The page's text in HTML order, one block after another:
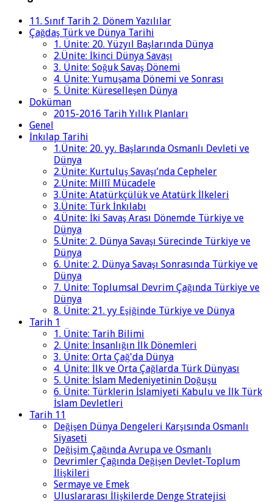
11. Sınıf Tarih 2. Dönem Yazılılar
Çağdaş Türk ve Dünya Tarihi
1. Ünite: 20. Yüzyıl Başlarında Dünya
2.Ünite: İkinci Dünya Savaşı
3. Ünite: Soğuk Savaş Dönemi
4. Ünite: Yumuşama Dönemi ve Sonrası
5. Ünite: Küreselleşen Dünya
Doküman
2015-2016 Tarih Yıllık Planları
Genel
İnkılap Tarihi
1.Ünite: 20. yy. Başlarında Osmanlı Devleti ve
Dünya
2.Ünite: Kurtuluş Savaşı’nda Cepheler
2.Ünite: Millî Mücadele
3.Ünite: Atatürkçülük ve Atatürk İlkeleri
3.Ünite: Türk İnkılabı
4.Ünite: İki Savaş Arası Dönemde Türkiye ve
Dünya
5.Ünite: 2. Dünya Savaşı Sürecinde Türkiye ve
Dünya
6. Ünite: 2. Dünya Savaşı Sonrasında Türkiye ve
Dünya
7. Ünite: Toplumsal Devrim Çağında Türkiye ve
Dünya
8. Ünite: 21. yy Eşiğinde Türkiye ve Dünya
Tarih 1
1. Ünite: Tarih Bilimi
2. Ünite: İnsanlığın İlk Dönemleri
3. Ünite: Orta Çağ'da Dünya
4. Ünite: İlk ve Orta Çağlarda Türk Dünyası
5. Ünite: İslam Medeniyetinin Doğuşu
6. Ünite: Türklerin İslamiyeti Kabulu ve İlk Türk
İslam Devletleri
Tarih 11
Değişen Dünya Dengeleri Karşısında Osmanlı
Siyaseti
Değişim Çağında Avrupa ve Osmanlı
Devrimler Çağında Değişen Devlet-Toplum
İlişkileri
Sermaye ve Emek
Uluslararası İlişkilerde Denge Stratejisi